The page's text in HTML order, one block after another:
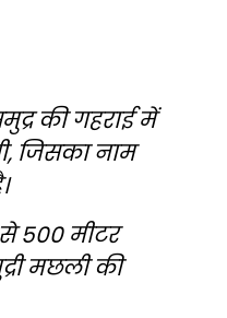
की गहराई में
जिसका नाम
500 मीटर
मछली की